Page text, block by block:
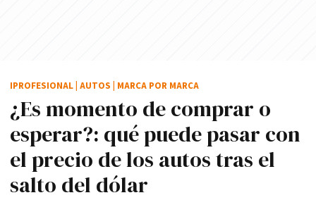
¿Es momento de comprar o
esperar?: qué puede pasar con
el precio de los autos tras el
salto del dólar
IPROFESIONAL AUTOS MARCA POR MARCA